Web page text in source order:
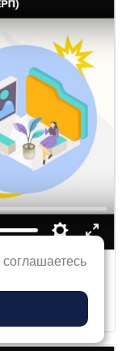
в 1С: